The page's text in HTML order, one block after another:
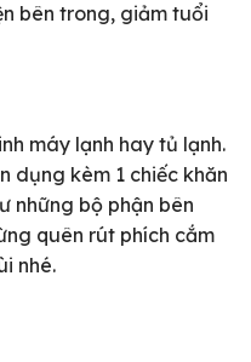
bên trong, giảm tuổi
máy lạnh hay tủ lạnh.
dụng kèm 1 chiếc khăn
những bộ phận bên
quên rút phích cắm
nhé.